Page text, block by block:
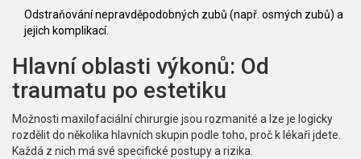
Odstraňování nepravděpodobných zubů (např. osmých zubů) a
jejich komplikací.
Hlavní oblasti výkonů: Od
traumatu po estetiku
Možnosti maxilofaciální chirurgie jsou rozmanité a lze je logicky
rozdělit do několika hlavních skupin podle toho, proč k lékaři jdete.
Každá z nich má své specifické postupy a rizika.